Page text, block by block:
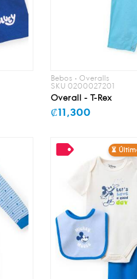
Bebos • Overalls
SKU 0200027201
Overall - T-Rex
₡11,300
⏳